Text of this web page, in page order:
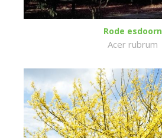
Rode esdoorn
Acer rubrum